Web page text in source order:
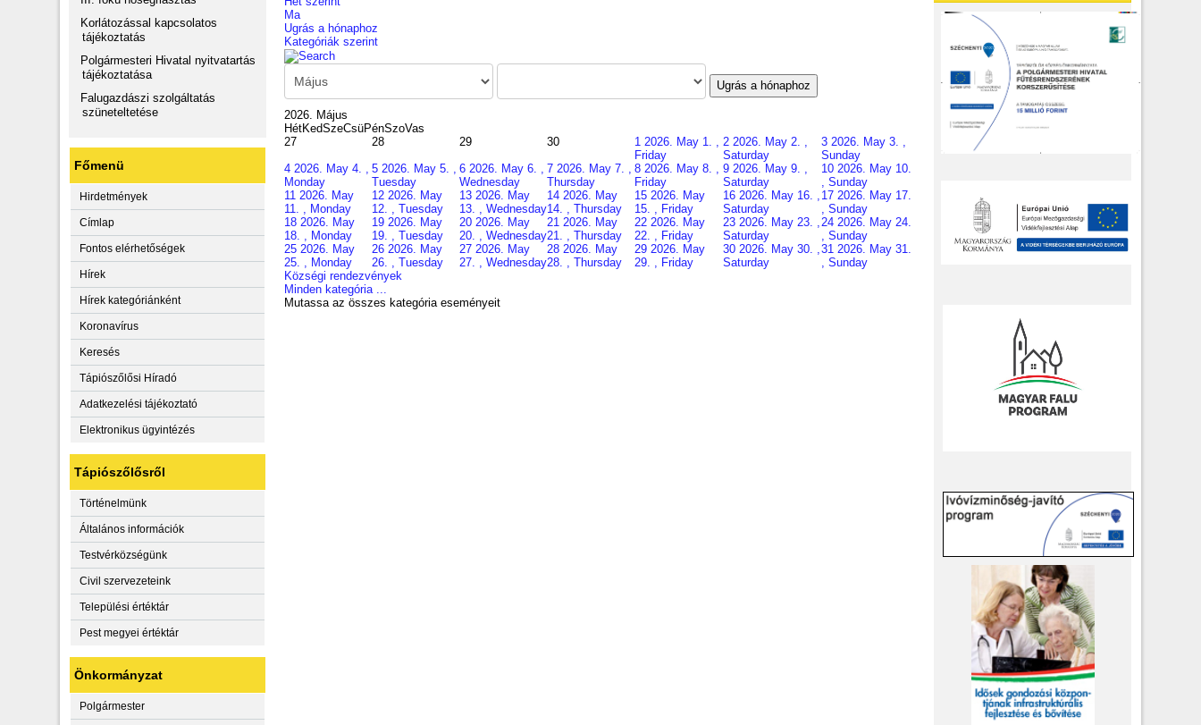
Korlátozással kapcsolatos
tájékoztatás
Polgármesteri Hivatal nyitvatartás
tájékoztatása
Falugazdászi szolgáltatás
szüneteltetése
Főmenü
Hirdetmények
Címlap
Fontos elérhetőségek
Hírek
Hírek kategóriánként
Koronavírus
Keresés
Tápiószőlősi Híradó
Adatkezelési tájékoztató
Elektronikus ügyintézés
Tápiószőlősről
Történelmünk
Általános információk
Testvérközségünk
Civil szervezeteink
Települési értéktár
Pest megyei értéktár
Önkormányzat
Polgármester
Ma
Ugrás a hónaphoz
Kategóriák szerint
Ugrás a hónaphoz
2026. Május
HétKedSzeCsüPénSzoVas
27
28 29 30 1 2026. May 1. ,
Friday
2 2026. May 2. ,
Saturday
3 2026. May 3. ,
Sunday
4 2026. May 4. ,
Monday
5 2026. May 5. ,
Tuesday
6 2026. May 6. ,
Wednesday
7 2026. May 7. ,
Thursday
8 2026. May 8. ,
Friday
9 2026. May 9. ,
Saturday
10 2026. May 10.
, Sunday
11 2026. May
11. , Monday
12 2026. May
12. , Tuesday
13 2026. May
13. , Wednesday
14 2026. May
14. , Thursday
15 2026. May
15. , Friday
16 2026. May 16. ,
Saturday
17 2026. May 17.
, Sunday
18 2026. May
18. , Monday
19 2026. May
19. , Tuesday
20 2026. May
20. , Wednesday
21 2026. May
21. , Thursday
22 2026. May
22. , Friday
23 2026. May 23. ,
Saturday
24 2026. May 24.
, Sunday
25 2026. May
25. , Monday
26 2026. May
26. , Tuesday
27 2026. May
27. , Wednesday
28 2026. May
28. , Thursday
29 2026. May
29. , Friday
30 2026. May 30. ,
Saturday
31 2026. May 31.
, Sunday
Községi rendezvények
Minden kategória ...
Mutassa az összes kategória eseményeit